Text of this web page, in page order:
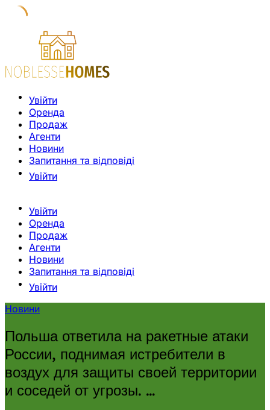
Увійти
Оренда
Продаж
Агенти
Новини
Запитання та відповіді
Увійти
Увійти
Оренда
Продаж
Агенти
Новини
Запитання та відповіді
Увійти
Новини
Польша ответила на ракетные атаки
России, поднимая истребители в
воздух для защиты своей территории
и соседей от угрозы. …